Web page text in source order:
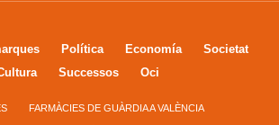
Política Economía
Societat
Successos Oci
FARMÀCIES DE GUÀRDIA A VALÈNCIA